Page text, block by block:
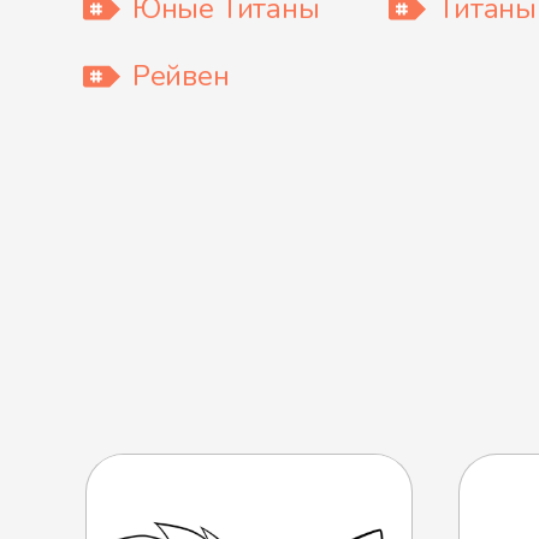
Юные Титаны
Титаны
Рейвен